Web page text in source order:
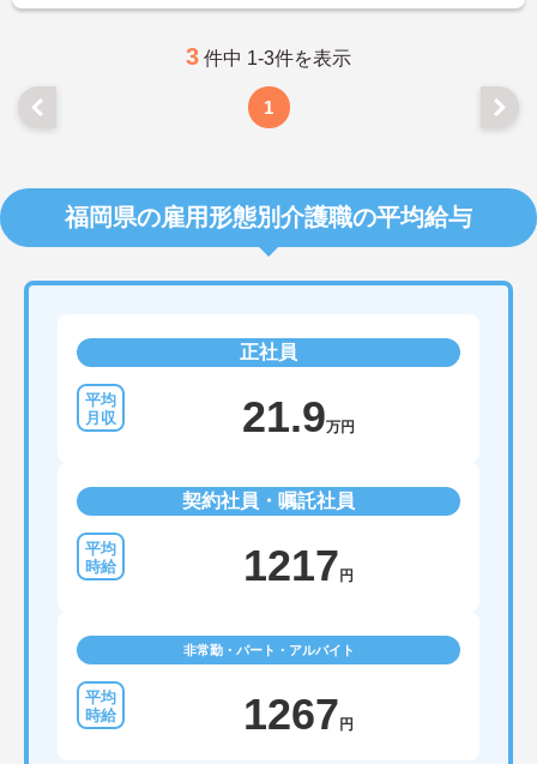
3 件中 1-3件を表示
1
福岡県の雇用形態別介護職の平均給与
正社員
21.9万円
契約社員・嘱託社員
1217 円
非常勤・パート・アルバイト
1267 円